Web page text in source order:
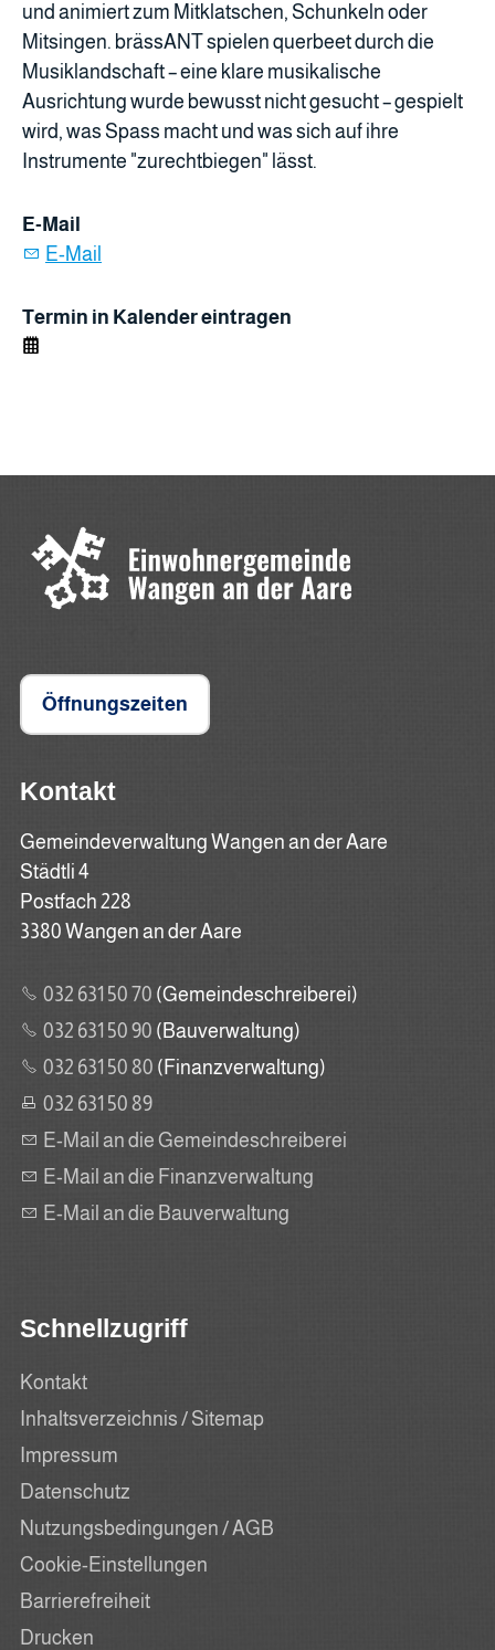
und animiert zum Mitklatschen, Schunkeln oder
Mitsingen. brässANT spielen querbeet durch die
Musiklandschaft – eine klare musikalische
Ausrichtung wurde bewusst nicht gesucht – gespielt
wird, was Spass macht und was sich auf ihre
Instrumente "zurechtbiegen" lässt.
E-Mail
E-Mail
Termin in Kalender eintragen
Öffnungszeiten
Kontakt
Gemeindeverwaltung Wangen an der Aare
Städtli 4
Postfach 228
3380 Wangen an der Aare
032 631 50 70 (Gemeindeschreiberei)
032 631 50 90 (Bauverwaltung)
032 631 50 80 (Finanzverwaltung)
032 631 50 89
E-Mail an die Gemeindeschreiberei
E-Mail an die Finanzverwaltung
E-Mail an die Bauverwaltung
Schnellzugriff
Kontakt
Inhaltsverzeichnis / Sitemap
Impressum
Datenschutz
Nutzungsbedingungen / AGB
Cookie-Einstellungen
Barrierefreiheit
Drucken